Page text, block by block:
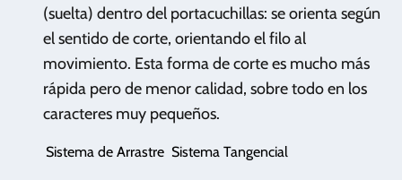
(suelta) dentro del portacuchillas: se orienta según
el sentido de corte, orientando el filo al
movimiento. Esta forma de corte es mucho más
rápida pero de menor calidad, sobre todo en los
caracteres muy pequeños.
Sistema de Arrastre Sistema Tangencial